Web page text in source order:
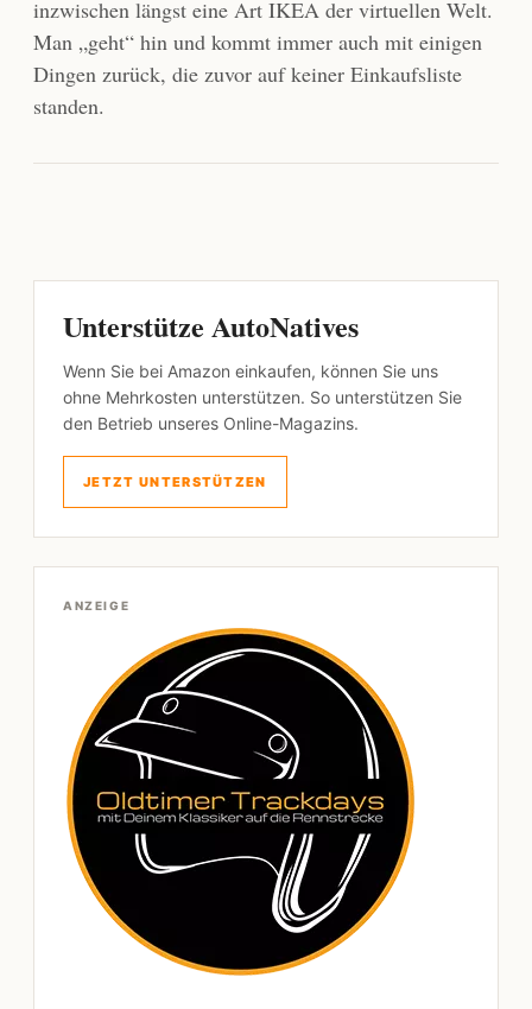
inzwischen längst eine Art IKEA der virtuellen Welt.
Man „geht“ hin und kommt immer auch mit einigen
Dingen zurück, die zuvor auf keiner Einkaufsliste
standen.
Unterstütze AutoNatives
Wenn Sie bei Amazon einkaufen, können Sie uns
ohne Mehrkosten unterstützen. So unterstützen Sie
den Betrieb unseres Online-Magazins.
JETZT UNTERSTÜTZEN
ANZEIGE